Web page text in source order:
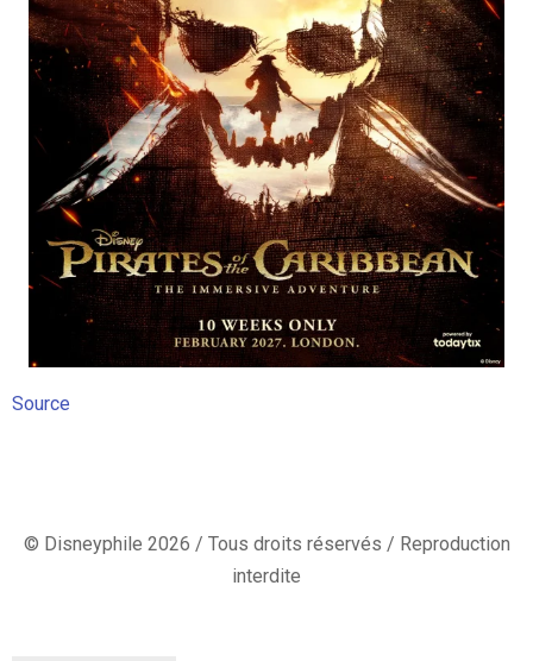
Source
© Disneyphile 2026 / Tous droits réservés / Reproduction
interdite